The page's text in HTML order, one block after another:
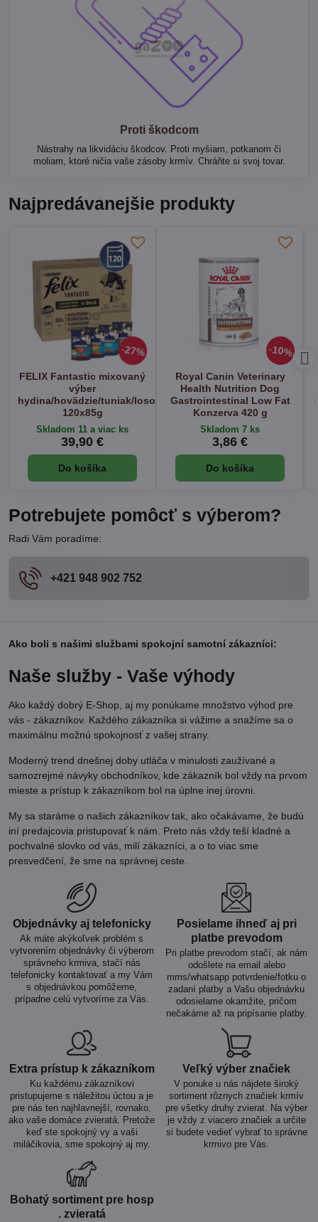
Proti škodcom
Nástrahy na likvidáciu škodcov. Proti myšiam, potkanom či
moliam, ktoré ničia vaše zásoby krmív. Chráňte si svoj tovar.
Najpredávanejšie produkty
27%
FELIX Fantastic mixovaný
výber
hydina/hovädzie/tuniak/losos
120x85g
Skladom 11 a viac ks
39,90 €
Do košíka
10%
Royal Canin Veterinary
Health Nutrition Dog
Gastrointestinal Low Fat
Konzerva 420 g
Skladom 7 ks
3,86 €
Do košíka
Potrebujete pomôcť s výberom?
Radi Vám poradíme:
+421 948 902 752
Ako boli s našimi službami spokojní samotní zákazníci:
Naše služby - Vaše výhody
Ako každý dobrý E-Shop, aj my ponúkame množstvo výhod pre
vás - zákazníkov. Každého zákazníka si vážime a snažíme sa o
maximálnu možnú spokojnosť z vašej strany.
Moderný trend dnešnej doby utláča v minulosti zaužívané a
samozrejmé návyky obchodníkov, kde zákazník bol vždy na prvom
mieste a prístup k zákazníkom bol na úplne inej úrovni.
My sa staráme o našich zákazníkov tak, ako očakávame, že budú
iní predajcovia pristupovať k nám. Preto nás vždy teší kladné a
pochvalné slovko od vás, milí zákazníci, a o to viac sme
presvedčení, že sme na správnej ceste.
Objednávky aj telefonicky
Ak máte akýkoľvek problém s
vytvorením objednávky či výberom
správneho krmiva, stačí nás
telefonicky kontaktovať a my Vám
s objednávkou pomôžeme,
prípadne celú vytvoríme za Vás.
Posielame ihneď aj pri
platbe prevodom
Pri platbe prevodom stačí, ak nám
odošlete na email alebo
mms/whatsapp potvrdenie/fotku o
zadaní platby a Vašu objednávku
odosielame okamžite, pričom
nečakáme až na pripísanie platby.
Extra prístup k zákazníkom
Ku každému zákazníkovi
pristupujeme s náležitou úctou a je
pre nás ten najhlavnejší, rovnako,
ako vaše domáce zvieratá. Pretože
keď ste spokojný vy a vaši
miláčikovia, sme spokojný aj my.
Veľký výber značiek
V ponuke u nás nájdete široký
sortiment rôznych značiek krmív
pre všetky druhy zvierat. Na výber
je vždy z viacero značiek a určite
si budete vedieť vybrať to správne
krmivo pre Vás.
Bohatý sortiment pre hosp​
. zvieratá